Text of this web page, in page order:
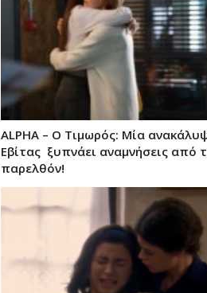
ALPHA – Ο Τιμωρός: Μία
Εβίτας ξυπνάει αναμνήσεις από
παρελθόν!